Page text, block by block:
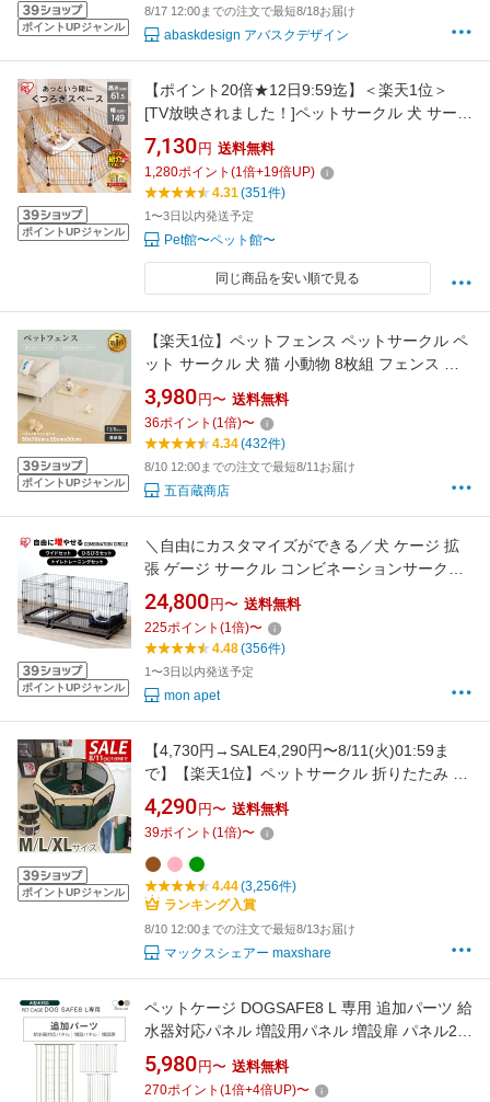
ポイントUPジャンル
8/17 12:00までの注文で最短8/18お届け
abaskdesign アバスクデザイン
ポイントUPジャンル
【ポイント20倍★12日9:59迄】＜楽天1位＞
[TV放映されました！]ペットサークル 犬 サーク
ル 折りたたみ 折り畳み ケージ ゲージ 小型犬 8
角形 多頭飼い うさぎ 小動物 ペットフェンス フ
ェンス ゲート 8枚 8面 パネル サークル 八角形
PWC-628 アイリスオーヤマ【R上】
7,130 円 送料無料
1,280ポイント (1倍+19倍UP)
4.31(351件)
1〜3日以内発送予定
Pet館〜ペット館〜
同じ商品を安い順で見る
ポイントUPジャンル
【楽天1位】ペットフェンス ペットサークル ペ
ット サークル 犬 猫 小動物 8枚組 フェンス コ
ーナー ペット用品 ペットゲージ ドッグサーク
ル おしゃれ ドッグフェンス 柵 グッズ 犬ゲージ
トイレ ペットケージ ドッグサークル 犬 ゲージ
3,980 円〜 送料無料
36ポイント (1倍)〜
4.34(432件)
8/10 12:00までの注文で最短8/11お届け
五百蔵商店
ポイントUPジャンル
＼自由にカスタマイズができる／犬 ケージ 拡
張 ゲージ サークル コンビネーションサークル
トイレトレーニング 広々 コンビネーション サ
ークル 連結 カスタマイズ 増やせる パーツ 猫
小型犬 中型犬 留守番 組み合わせ 自由 アイリス
24,800 円〜 送料無料
225ポイント (1倍)〜
4.48(356件)
1〜3日以内発送予定
mon apet
ポイントUPジャンル
【4,730円→SALE4,290円〜8/11(火)01:59ま
で】【楽天1位】ペットサークル 折りたたみ 屋
根付き M/L/XL 3サイズ 90cm 114cm 150cm メ
ッシュ 八角形 小型犬/中型犬/大型犬 室内 屋内
野外 犬 猫 底あり 折り畳み 持ち運び プレイサ
ークル ★[送料無料]
4,290 円〜 送料無料
39ポイント (1倍)〜
4.44(3,256件)
ランキング入賞
8/10 12:00までの注文で最短8/13お届け
マックスシェアー maxshare
ペットケージ DOGSAFE8 L 専用 追加パーツ 給
水器対応パネル 増設用パネル 増設扉 パネル2枚
セット カスタムパーツ ペットゲージ ゲージ ケ
ージ ペットフェンス 小型犬 中型犬 大型犬
5,980 円〜 送料無料
270ポイント (1倍+4倍UP)〜